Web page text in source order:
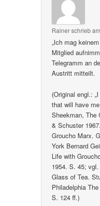
Rainerschrieb
„Ich mag
Mitglied
Telegramm an
Austritt mitteilt.
(Original engl.:
that will have
Sheekman, The
& Schuster
Groucho Marx.
York Bernard
Life with
1954. S. 45;
Glass of Tea.
Philadelphia
S. 124 ff.)